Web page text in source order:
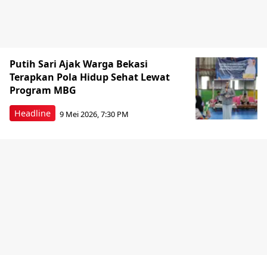
Headline
Putih Sari Ajak Warga Bekasi
Terapkan Pola Hidup Sehat Lewat
Program MBG
9 Mei 2026, 7:30 PM